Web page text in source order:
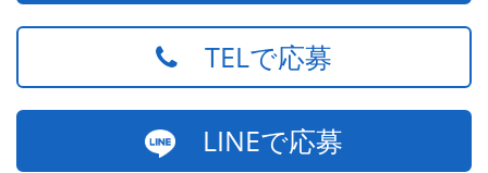
TELで応募
LINEで応募